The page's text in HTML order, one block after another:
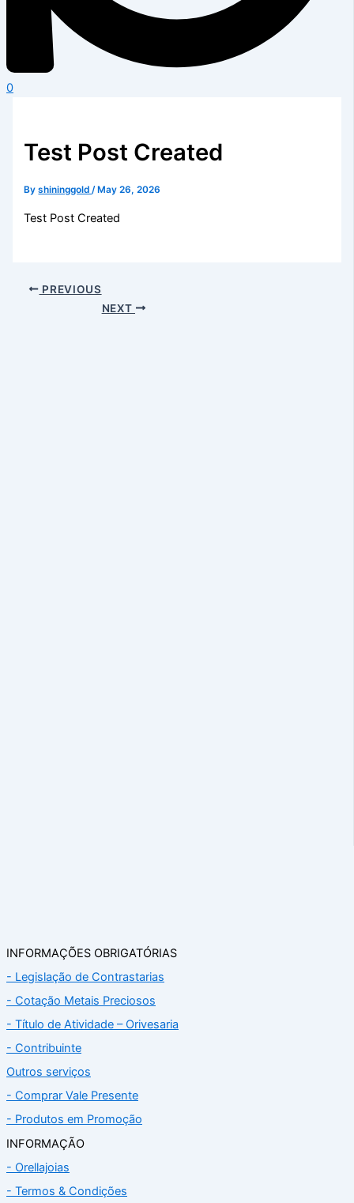
0
Test Post Created
Byshininggold/ May 26, 2026
Test Post Created
PREVIOUS
NEXT
INFORMAÇÕES OBRIGATÓRIAS
- Legislação de Contrastarias
- Cotação Metais Preciosos
- Título de Atividade – Orivesaria
- Contribuinte
Outros serviços
- Comprar Vale Presente
- Produtos em Promoção
INFORMAÇÃO
- Orellajoias
- Termos & Condições